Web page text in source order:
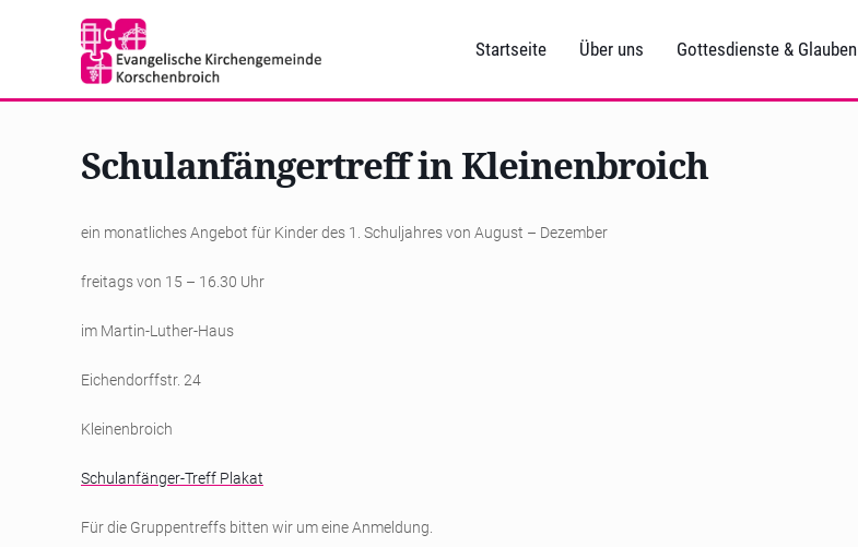
Startseite Über uns Gottesdienste & Glauben
Schulanfängertreff in Kleinenbroich
ein monatliches Angebot für Kinder des 1. Schuljahres von August – Dezember
freitags von 15 – 16.30 Uhr
im Martin-Luther-Haus
Eichendorffstr. 24
Kleinenbroich
Schulanfänger-Treff Plakat
Für die Gruppentreffs bitten wir um eine Anmeldung.